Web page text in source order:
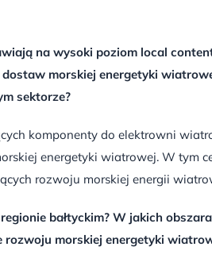
na wysoki poziom local
morskiej energetyki
sektorze?
komponenty do elektrowni
energetyki wiatrowej. W tym
rozwoju morskiej energii
bałtyckim? W jakich
rozwoju morskiej energetyki